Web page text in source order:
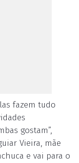
fazem tudo
gostam”,
Vieira, mãe
e vai para o